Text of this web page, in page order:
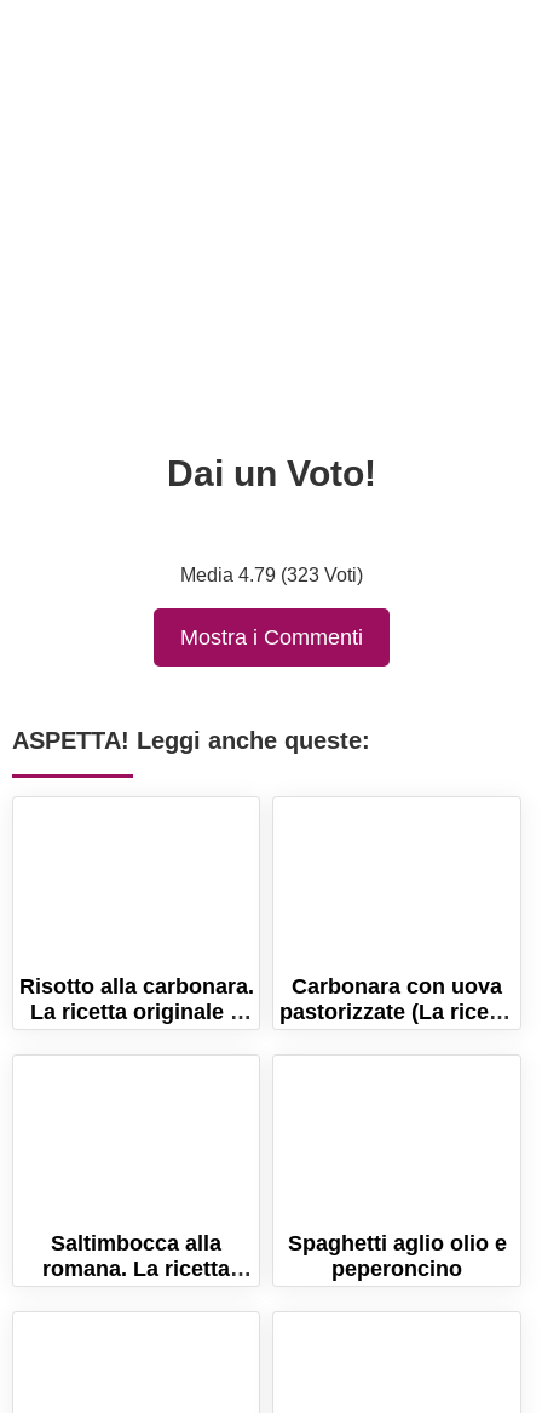
Dai un Voto!
Media 4.79 (323 Voti)
Mostra i Commenti
ASPETTA! Leggi anche queste:
Risotto alla carbonara.
La ricetta originale e
naturalmente senza
glutine!
Carbonara con uova
pastorizzate (La ricetta
originale
cremosissima!)
Saltimbocca alla
romana. La ricetta
semplice e originale!
Spaghetti aglio olio e
peperoncino